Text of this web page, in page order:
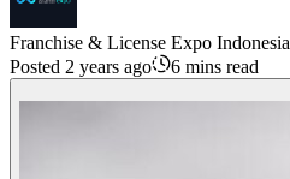
Franchise & License Expo Indonesia
Posted 2 years ago
6 mins read